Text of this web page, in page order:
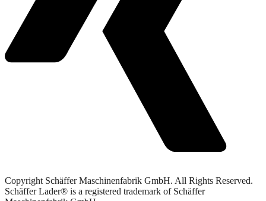
Copyright Schäffer Maschinenfabrik GmbH. All Rights Reserved.
Schäffer Lader® is a registered trademark of Schäffer